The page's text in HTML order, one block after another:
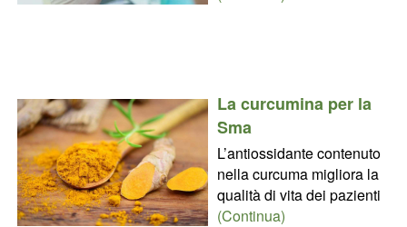
La curcumina per la
Sma
L’antiossidante contenuto
nella curcuma migliora la
qualità di vita dei pazienti
(Continua)